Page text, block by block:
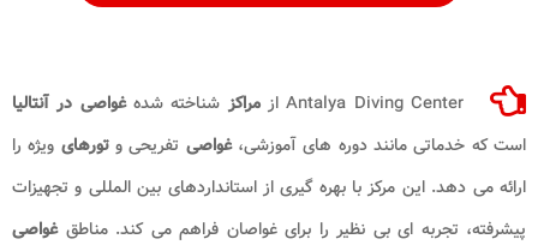
Antalya Diving Center از مراکز شناخته شدهغواصی در آنتالیا
است که خدماتی مانند دوره های آموزشی،غواصی تفریحی وتورهای ویژه را
ارائه می دهد. این مرکز با بهره گیری از استانداردهای بین المللی و تجهیزات
پیشرفته، تجربه ای بی نظیر را برای غواصان فراهم می کند. مناطقغواصی